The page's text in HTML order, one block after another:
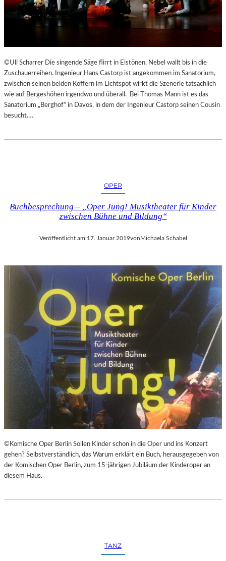
©Uli Scharrer Die singende Säge flirrt in Eistönen. Nebel wallt bis in die
Zuschauerreihen. Ingenieur Hans Castorp ist angekommen im Sanatorium,
zwischen seinen beiden Koffern im Lichtspot wirkt die Szenerie tatsächlich
wie auf Bergeshöhen irgendwo und überall. Bei Thomas Mann ist es das
Sanatorium „Berghof“ in Davos, in dem der Ingenieur Castorp seinen Cousin
besucht.…
OPER
Buchbesprechung – „Oper Jung! Musiktheater für Kinder
zwischen Bühne und Bildung“
Veröffentlicht am:17. Januar 2019vonMichaela Schabel
©Komische Oper Berlin Sollen Kinder schon in die Oper und ins Konzert
gehen? Selbstverständlich, das Warum erklärt ein Buch, herausgegeben von
der Komischen Oper Berlin, zum 15-jährigen Jubiläum der Kinderoper an
diesem Haus.
TANZ